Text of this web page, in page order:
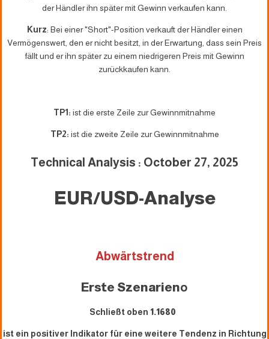
der Händler ihn später mit Gewinn verkaufen kann.
Kurz: Bei einer "Short"-Position verkauft der Händler einen
Vermögenswert, den er nicht besitzt, in der Erwartung, dass sein Preis
fällt und er ihn später zu einem niedrigeren Preis mit Gewinn
zurückkaufen kann.
TP1: ist die erste Zeile zur Gewinnmitnahme
TP2: ist die zweite Zeile zur Gewinnmitnahme
Technical Analysis : October 27, 2025
EUR/USD-Analyse
Abwärtstrend
Erste Szenarieno
Schließt oben 1.1680
ist ein positiver Indikator für eine weitere Tendenz in Richtung